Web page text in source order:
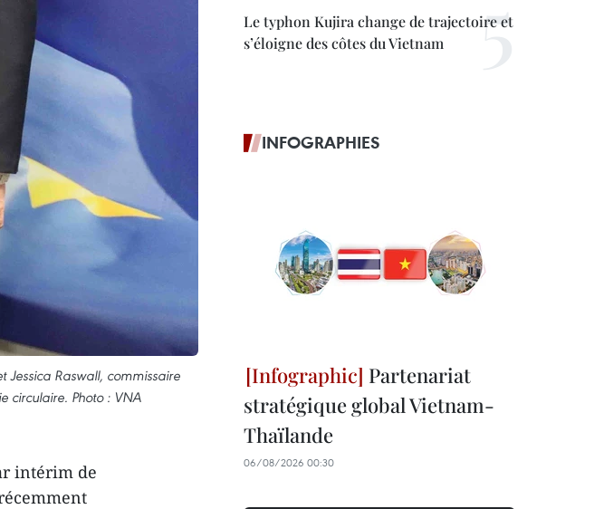
Jessica Raswall, commissaire
circulaire. Photo : VNA
intérim de
Le typhon Kujira change de trajectoire et
s’éloigne des côtes du Vietnam
INFOGRAPHIES
Partenariat
stratégique global Vietnam-
Thaïlande
06/08/2026 00:30